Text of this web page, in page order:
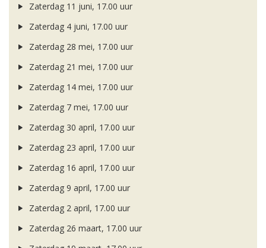
Zaterdag 11 juni, 17.00 uur
Zaterdag 4 juni, 17.00 uur
Zaterdag 28 mei, 17.00 uur
Zaterdag 21 mei, 17.00 uur
Zaterdag 14 mei, 17.00 uur
Zaterdag 7 mei, 17.00 uur
Zaterdag 30 april, 17.00 uur
Zaterdag 23 april, 17.00 uur
Zaterdag 16 april, 17.00 uur
Zaterdag 9 april, 17.00 uur
Zaterdag 2 april, 17.00 uur
Zaterdag 26 maart, 17.00 uur